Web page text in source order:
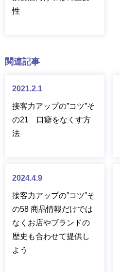
性
関連記事
2021.2.1
接客力アップの”コツ”そ
の21 口癖をなくす方
法
2024.4.9
接客力アップの”コツ”そ
の58 商品情報だけでは
なくお店やブランドの
歴史も合わせて提供し
よう